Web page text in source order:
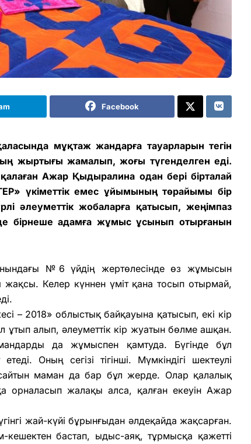
Facebook
мұқтаж жандарға тауарларын тегін
жыртығы жамалып, жоғы түгенделген еді.
Ажар Қыдыралина одан бері бірталай
үкіметтік емес ұйымының төрайымы бір
әлеуметтік жобаларға қатысып, жеңімпаз
бірнеше адамға жұмыс ұсынып отырғанын
№6 үйдің жертөлесінде өз жұмысын
жақсы. Келер күннен үміт қана тосып отырмай,
– 2018» облыстық байқауына қатысып, екі кір
ұтып алып, әлеуметтік кір жуатын бөлме ашқан.
да жұмыспен қамтуда. Бүгінде бұл
Оның сегізі тігінші. Мүмкіндігі шектеулі
маман да бар бұл жерде. Олар қалалық
орналасып жалақы алса, қалған екеуін Ажар
жай-күйі бұрынғыдан әлдеқайда жақсарған.
кешектен бастап, ыдыс-аяқ, тұрмысқа қажетті